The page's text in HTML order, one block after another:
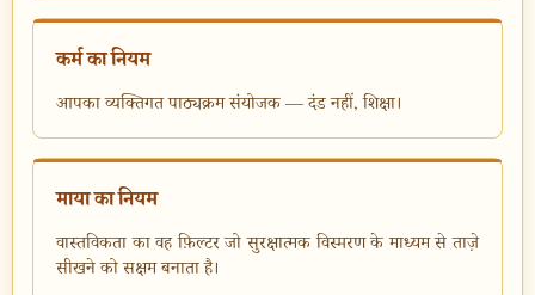
कर्म का नियम
आपका व्यक्तिगत पाठ्यक्रम संयोजक — दंड नहीं, शिक्षा।
माया का नियम
वास्तविकता का वह फ़िल्टर जो सुरक्षात्मक विस्मरण के माध्यम से ताज़े
सीखने को सक्षम बनाता है।